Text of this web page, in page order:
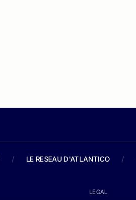
/ LE RESEAU D'ATLANTICO /
LEGAL